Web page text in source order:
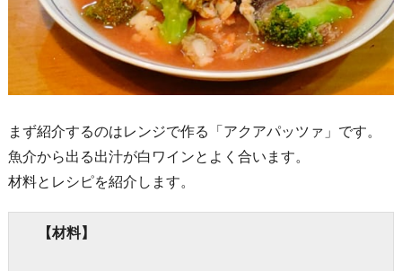
まず紹介するのはレンジで作る「アクアパッツァ」です。
魚介から出る出汁が白ワインとよく合います。
材料とレシピを紹介します。
【材料】